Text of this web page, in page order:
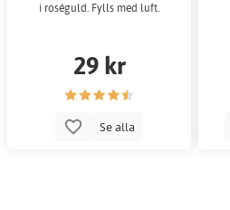
i roséguld. Fylls med luft.
29 kr
Se alla